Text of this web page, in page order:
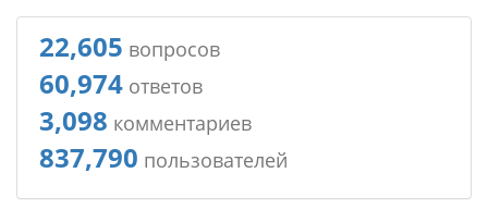
22,605 вопросов
60,974 ответов
3,098 комментариев
837,790 пользователей